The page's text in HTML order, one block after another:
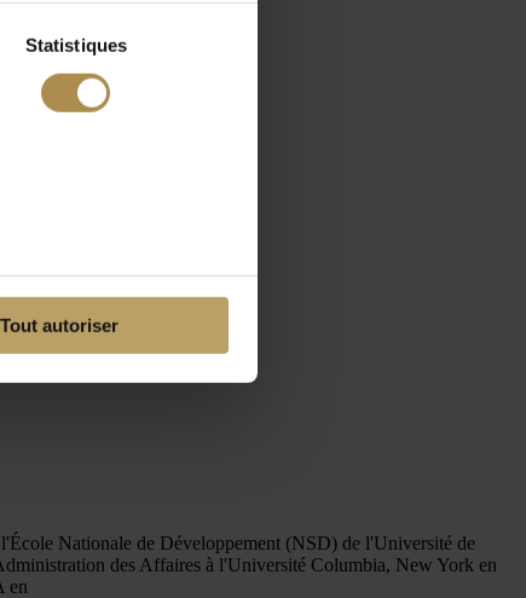
Statistiques
Tout autoriser
Nationale de Développement (NSD) de l'Université de
des Affaires à l'Université Columbia, New York en
en